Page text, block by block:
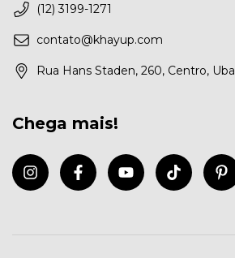
(12) 3199-1271
contato@khayup.com
Rua Hans Staden, 260, Centro,
Chega mais!